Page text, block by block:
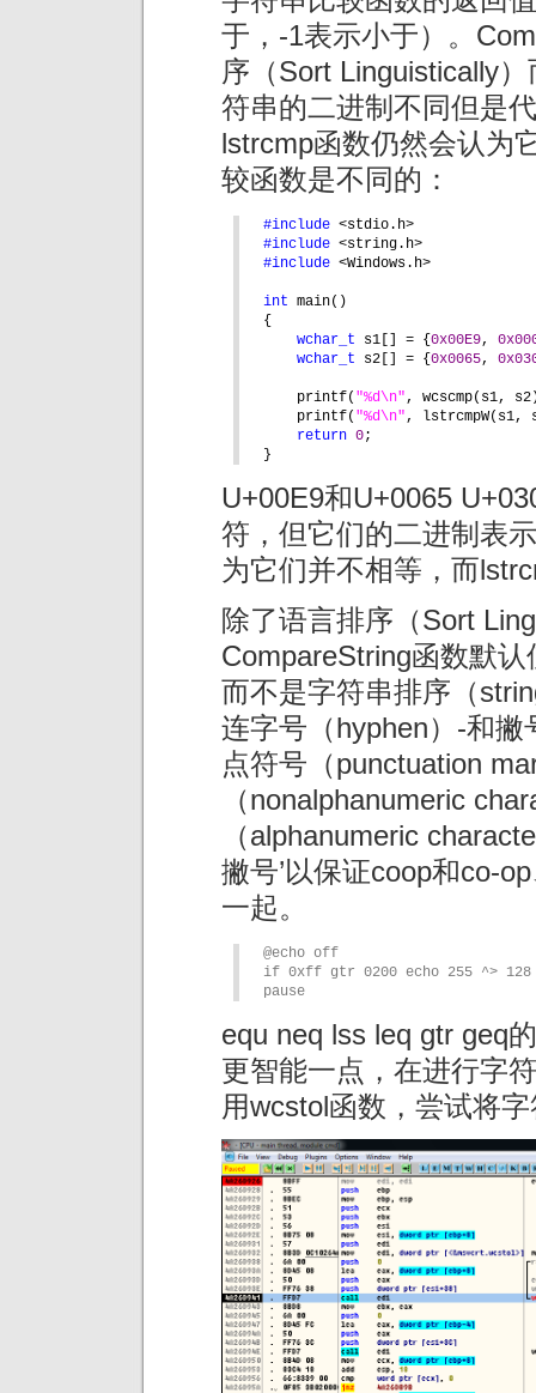
于，-1表示小于）。
序（Sort Linguistically
符串的二进制不同但是
lstrcmp函数仍然会认为
较函数是不同的：
#include <stdio.h>
#include <string.h>
#include <Windows.h>
int main()
{
wchar_t s1[] = { 0x00E9,
wchar_t s2[] = { 0x0065,
printf( "%d\n", wcscmp(s1,
printf( "%d\n", lstrcmpW(s1,
return 0;
}
U+00E9和U+0065
符，但它们的二进制表
为它们并不相等，而
除了语言排序（Sort
CompareString函数默
而不是字符串排序（
连字号（hyphen）-和撇
点符号（punctuation
（nonalphanumeric
（alphanumeric
撇号’以保证coop和co-
一起。
@echo off
if 0xff gtr 0200 echo 255 ^> 128
pause
equ neq lss leq gtr geq
更智能一点，在进行字
用wcstol函数，尝试将